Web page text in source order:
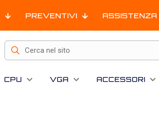
PREVENTIVI ASSISTENZA
CPU VGA ACCESSORI